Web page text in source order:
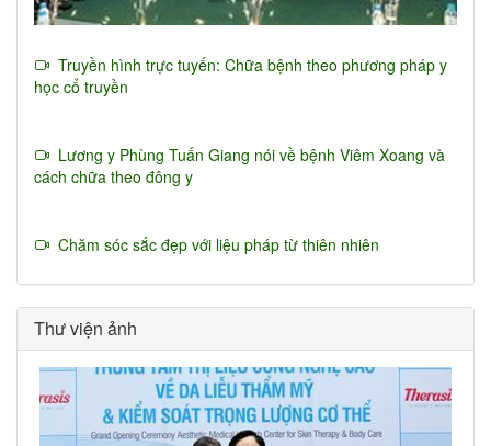
Truyền hình trực tuyến: Chữa bệnh theo phương pháp y
học cổ truyền
Lương y Phùng Tuấn Giang nói về bệnh Viêm Xoang và
cách chữa theo đông y
Chăm sóc sắc đẹp với liệu pháp từ thiên nhiên
Thư viện ảnh